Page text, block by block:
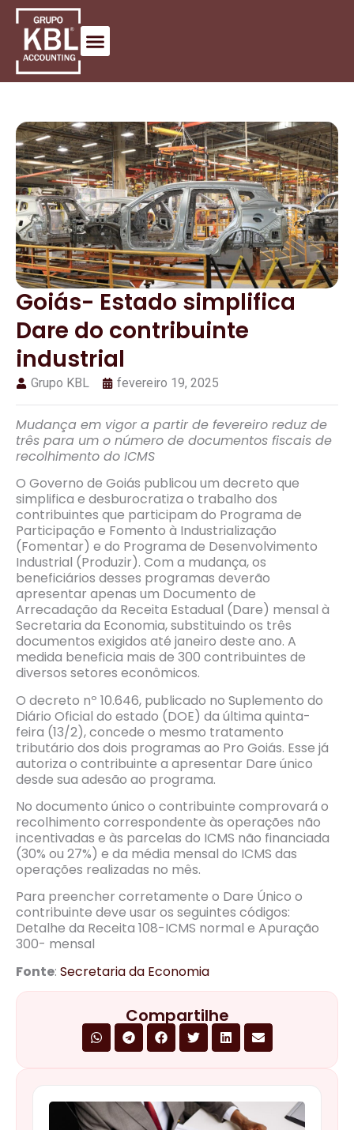
Goiás- Estado simplifica
Dare do contribuinte
industrial
Grupo KBL fevereiro 19, 2025
Mudança em vigor a partir de fevereiro reduz de
três para um o número de documentos fiscais de
recolhimento do ICMS
O Governo de Goiás publicou um decreto que
simplifica e desburocratiza o trabalho dos
contribuintes que participam do Programa de
Participação e Fomento à Industrialização
(Fomentar) e do Programa de Desenvolvimento
Industrial (Produzir). Com a mudança, os
beneficiários desses programas deverão
apresentar apenas um Documento de
Arrecadação da Receita Estadual (Dare) mensal à
Secretaria da Economia, substituindo os três
documentos exigidos até janeiro deste ano. A
medida beneficia mais de 300 contribuintes de
diversos setores econômicos.
O decreto nº 10.646, publicado no Suplemento do
Diário Oficial do estado (DOE) da última quinta-
feira (13/2), concede o mesmo tratamento
tributário dos dois programas ao Pro Goiás. Esse já
autoriza o contribuinte a apresentar Dare único
desde sua adesão ao programa.
No documento único o contribuinte comprovará o
recolhimento correspondente às operações não
incentivadas e às parcelas do ICMS não financiada
(30% ou 27%) e da média mensal do ICMS das
operações realizadas no mês.
Para preencher corretamente o Dare Único o
contribuinte deve usar os seguintes códigos:
Detalhe da Receita 108-ICMS normal e Apuração
300- mensal
Fonte: Secretaria da Economia
Compartilhe